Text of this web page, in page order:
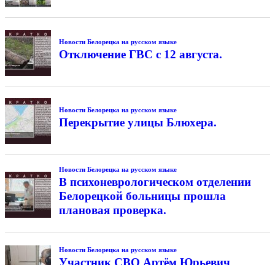
Новости Белорецка на русском языке
Отключение ГВС с 12 августа.
Новости Белорецка на русском языке
Перекрытие улицы Блюхера.
Новости Белорецка на русском языке
В психоневрологическом отделении
Белорецкой больницы прошла
плановая проверка.
Новости Белорецка на русском языке
Участник СВО Артём Юрьевич